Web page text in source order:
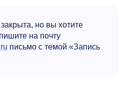
но вы хотите
на почту
письмо с темой «Запись